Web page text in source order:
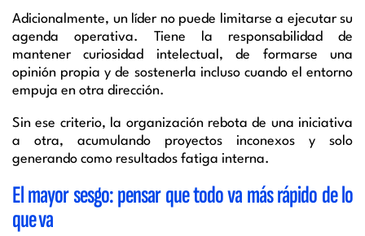
Adicionalmente, un líder no puede limitarse a ejecutar su
agenda operativa. Tiene la responsabilidad de
mantener curiosidad intelectual, de formarse una
opinión propia y de sostenerla incluso cuando el entorno
empuja en otra dirección.
Sin ese criterio, la organización rebota de una iniciativa
a otra, acumulando proyectos inconexos y solo
generando como resultados fatiga interna.
El mayor sesgo: pensar que todo va más rápido de lo
que va